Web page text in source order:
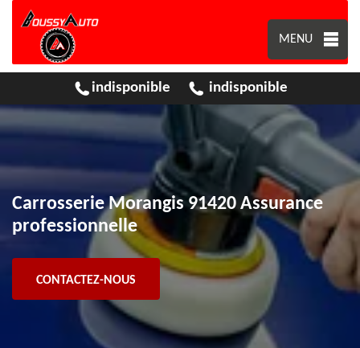
MENU
indisponible indisponible
Carrosserie Morangis 91420 Assurance
professionnelle
CONTACTEZ-NOUS